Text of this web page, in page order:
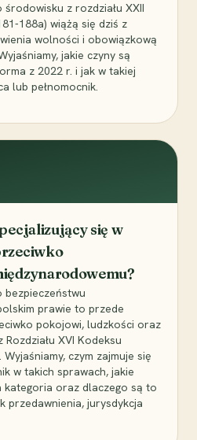
z rozdziału XXII
188a) wiążą się dziś z
wolności i obowiązkową
jakie czyny są
z 2022 r. i jak w takiej
lub pełnomocnik.
się w
bezpieczeństwu
prawie to przede
pokojowi, ludzkości oraz
XVI Kodeksu
czym zajmuje się
w takich sprawach, jakie
kategoria oraz dlaczego są to
przedawnienia, jurysdykcja